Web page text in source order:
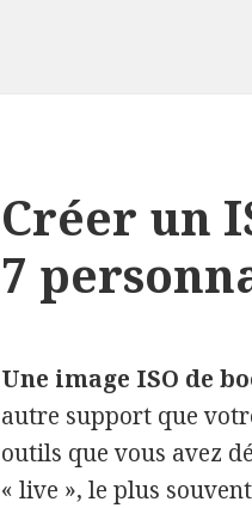
Créer un
7
Une image ISO de
autre support que
outils que vous avez
« live », le plus